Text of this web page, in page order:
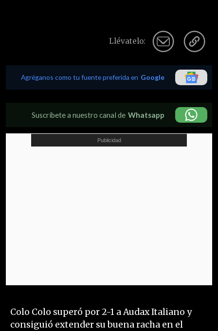
Llévatelo:
Agréganos como tu fuente preferida en Google
Suscríbete a nuestro canal de Whatsapp
Colo Colo superó por 2-1 a Audax Italiano y
consiguió extender su buena racha en el